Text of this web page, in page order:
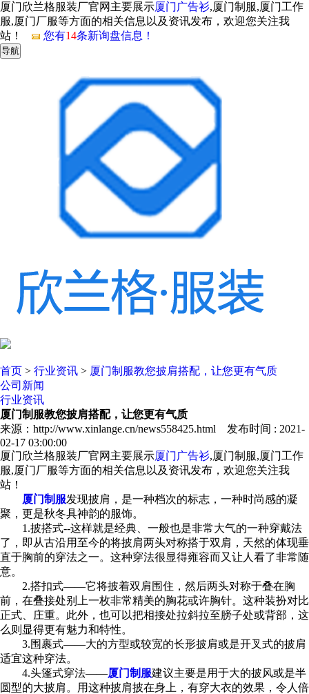
厦门欣兰格服装厂官网主要展示厦门广告衫,厦门制服,厦门工作
服,厦门厂服等方面的相关信息以及资讯发布，欢迎您关注我
站！
您有14条新询盘信息！
导航
首页 > 行业资讯 > 厦门制服教您披肩搭配，让您更有气质
公司新闻
行业资讯
厦门制服教您披肩搭配，让您更有气质
来源：http://www.xinlange.cn/news558425.html 发布时间 : 2021-
02-17 03:00:00
厦门欣兰格服装厂官网主要展示厦门广告衫,厦门制服,厦门工作
服,厦门厂服等方面的相关信息以及资讯发布，欢迎您关注我
站！
厦门制服发现披肩，是一种档次的标志，一种时尚感的凝
聚，更是秋冬具神韵的服饰。
1.披搭式--这样就是经典、一般也是非常大气的一种穿戴法
了，即从古沿用至今的将披肩两头对称搭于双肩，天然的体现垂
直于胸前的穿法之一。这种穿法很显得雍容而又让人看了非常随
意。
2.搭扣式——它将披着双肩围住，然后两头对称于叠在胸
前，在叠接处别上一枚非常精美的胸花或许胸针。这种装扮对比
正式、庄重。此外，也可以把相接处拉斜拉至膀子处或背部，这
么则显得更有魅力和特性。
3.围裹式——大的方型或较宽的长形披肩或是开叉式的披肩
适宜这种穿法。
4.头篷式穿法——厦门制服建议主要是用于大的披风或是半
圆型的大披肩。用这种披肩披在身上，有穿大衣的效果，令人倍